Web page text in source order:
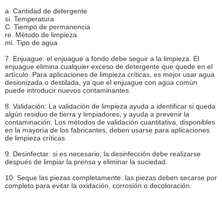
a. Cantidad de detergente
si. Temperatura
C. Tiempo de permanencia
re. Método de limpieza
mi. Tipo de agua
7. Enjuague: el enjuague a fondo debe seguir a la limpieza. El
enjuague elimina cualquier exceso de detergente que quede en el
artículo. Para aplicaciones de limpieza críticas, es mejor usar agua
desionizada o destilada, ya que el enjuague con agua común
puede introducir nuevos contaminantes.
8. Validación: La validación de limpieza ayuda a identificar si queda
algún residuo de tierra y limpiadores, y ayuda a prevenir la
contaminación. Los métodos de validación cuantitativa, disponibles
en la mayoría de los fabricantes, deben usarse para aplicaciones
de limpieza críticas.
9. Desinfectar: si es necesario, la desinfección debe realizarse
después de limpiar la prensa y eliminar la suciedad.
10. Seque las piezas completamente: las piezas deben secarse por
completo para evitar la oxidación, corrosión o decoloración.